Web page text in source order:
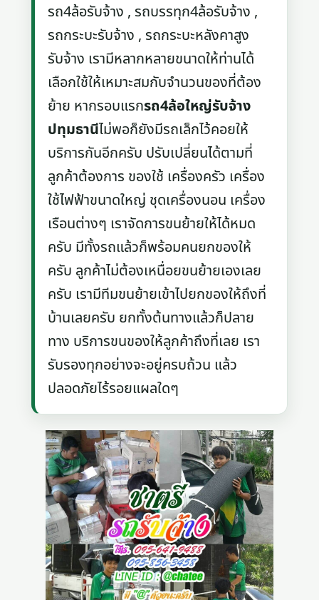
รถ4ล้อรับจ้าง , รถบรรทุก4ล้อรับจ้าง ,
รถกระบะรับจ้าง , รถกระบะหลังคาสูง
รับจ้าง เรามีหลากหลายขนาดให้ท่านได้
เลือกใช้ให้เหมาะสมกับจำนวนของที่ต้อง
ย้าย หากรอบแรกรถ4ล้อใหญ่รับจ้าง
ปทุมธานีไม่พอก็ยังมีรถเล็กไว้คอยให้
บริการกันอีกครับ ปรับเปลี่ยนได้ตามที่
ลูกค้าต้องการ ของใช้ เครื่องครัว เครื่อง
ใช้ไฟฟ้าขนาดใหญ่ ชุดเครื่องนอน เครื่อง
เรือนต่างๆ เราจัดการขนย้ายให้ได้หมด
ครับ มีทั้งรถแล้วก็พร้อมคนยกของให้
ครับ ลูกค้าไม่ต้องเหนื่อยขนย้ายเองเลย
ครับ เรามีทีมขนย้ายเข้าไปยกของให้ถึงที่
บ้านเลยครับ ยกทั้งต้นทางแล้วก็ปลาย
ทาง บริการขนของให้ลูกค้าถึงที่เลย เรา
รับรองทุกอย่างจะอยู่ครบถ้วน แล้ว
ปลอดภัยไร้รอยแผลใดๆ